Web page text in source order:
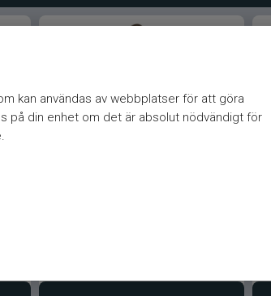
kan användas av webbplatser för att göra
på din enhet om det är absolut nödvändigt för